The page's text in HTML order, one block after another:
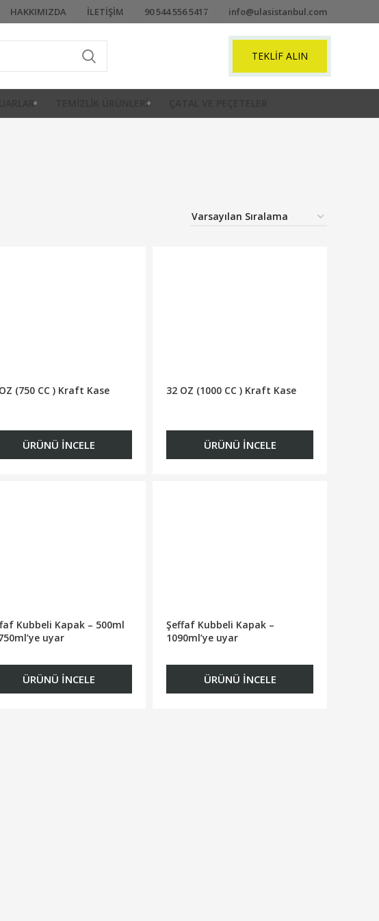
HAKKIMIZDA İLETIŞIM 90 544 556 5417 info@ulasistanbul.com
TEKLIF ALIN
TEMIZLIK ÜRÜNLERI
(750 CC ) Kraft Kase
ÜRÜNÜ İNCELE
32 OZ (1000 CC ) Kraft Kase
ÜRÜNÜ İNCELE
Kubbeli Kapak – 500ml
uyar
ÜRÜNÜ İNCELE
Şeffaf Kubbeli Kapak –
1090ml’ye uyar
ÜRÜNÜ İNCELE